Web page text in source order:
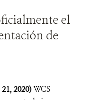
el
de
2020)WCS